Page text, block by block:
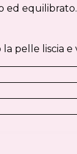
ed equilibrato.
pelle liscia